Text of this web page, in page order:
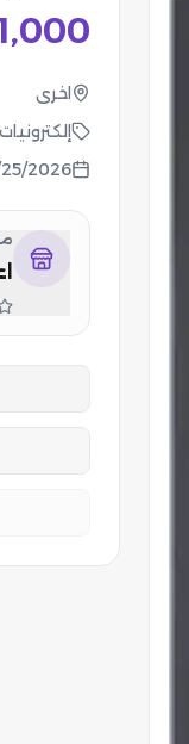
اخرى
إلكترونيات
2026